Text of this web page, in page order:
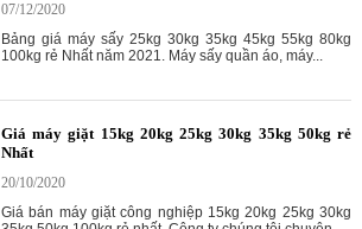
07/12/2020
Bảng giá máy sấy 25kg 30kg 35kg 45kg 55kg 80kg
100kg rẻ Nhất năm 2021. Máy sấy quần áo, máy...
Giá máy giặt 15kg 20kg 25kg 30kg 35kg 50kg rẻ
Nhất
20/10/2020
Giá bán máy giặt công nghiệp 15kg 20kg 25kg 30kg